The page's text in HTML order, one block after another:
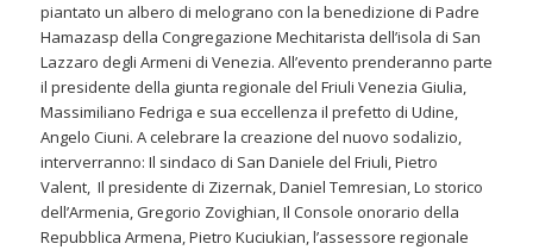
piantato un albero di melograno con la benedizione di Padre
Hamazasp della Congregazione Mechitarista dell’isola di San
Lazzaro degli Armeni di Venezia. All’evento prenderanno parte
il presidente della giunta regionale del Friuli Venezia Giulia,
Massimiliano Fedriga e sua eccellenza il prefetto di Udine,
Angelo Ciuni. A celebrare la creazione del nuovo sodalizio,
interverranno: Il sindaco di San Daniele del Friuli, Pietro
Valent, Il presidente di Zizernak, Daniel Temresian, Lo storico
dell’Armenia, Gregorio Zovighian, Il Console onorario della
Repubblica Armena, Pietro Kuciukian, l’assessore regionale